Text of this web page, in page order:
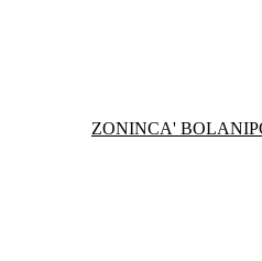
ZONINCA' BOLANI